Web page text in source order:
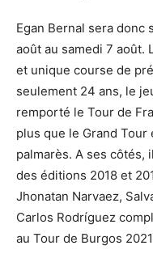
Egan Bernal sera donc
août au samedi 7 août.
et unique course de
seulement 24 ans, le
remporté le Tour de
plus que le Grand
palmarès. A ses côtés,
des éditions 2018 et
Jhonatan Narvaez,
Carlos Rodríguez
au Tour de Burgos